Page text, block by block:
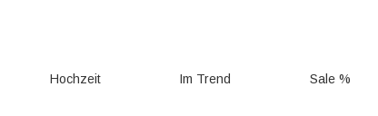
Hochzeit Im Trend Sale %